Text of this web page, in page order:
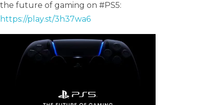
the future of gaming on #PS5:
https://play.st/3h37wa6